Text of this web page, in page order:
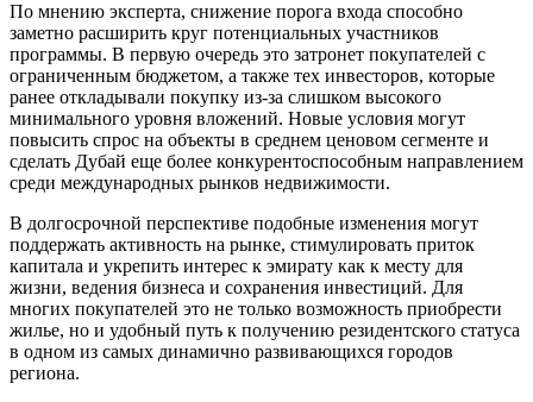
По мнению эксперта, снижение порога входа способно
заметно расширить круг потенциальных участников
программы. В первую очередь это затронет покупателей с
ограниченным бюджетом, а также тех инвесторов, которые
ранее откладывали покупку из-за слишком высокого
минимального уровня вложений. Новые условия могут
повысить спрос на объекты в среднем ценовом сегменте и
сделать Дубай еще более конкурентоспособным направлением
среди международных рынков недвижимости.
В долгосрочной перспективе подобные изменения могут
поддержать активность на рынке, стимулировать приток
капитала и укрепить интерес к эмирату как к месту для
жизни, ведения бизнеса и сохранения инвестиций. Для
многих покупателей это не только возможность приобрести
жилье, но и удобный путь к получению резидентского статуса
в одном из самых динамично развивающихся городов
региона.